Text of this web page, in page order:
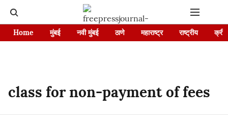
Home मुंबई नवी मुंबई ठाणे महाराष्ट्र राष्ट्रीय
class for non-payment of fees